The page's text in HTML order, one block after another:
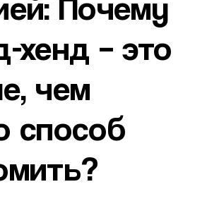
хенд – это
чем
способ